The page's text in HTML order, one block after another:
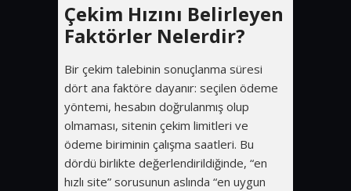
Çekim Hızını Belirleyen
Faktörler Nelerdir?
Bir çekim talebinin sonuçlanma süresi
dört ana faktöre dayanır: seçilen ödeme
yöntemi, hesabın doğrulanmış olup
olmaması, sitenin çekim limitleri ve
ödeme biriminin çalışma saatleri. Bu
dördü birlikte değerlendirildiğinde, “en
hızlı site” sorusunun aslında “en uygun